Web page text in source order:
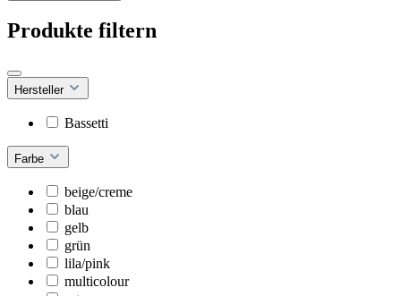
Produkte filtern
Hersteller
Bassetti
Farbe
beige/creme
blau
gelb
grün
lila/pink
multicolour